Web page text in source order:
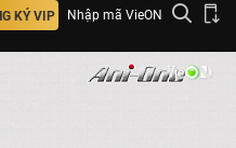
KÝ VIP Nhập mã VieON